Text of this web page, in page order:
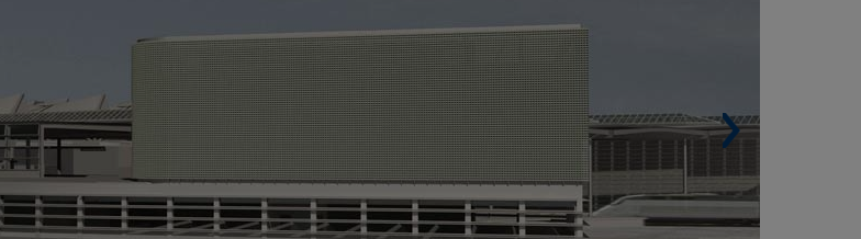
La gare de transit, qui sera souterraine, sera
située sous les voies de l'actuelle Puerta de
Atocha et de la Calle Méndez Álvaro. Elle
comptera quatre nouvelles voies et deux quais, et
sa réalisation implique une grande complexité
technique, bien qu'elle n'entraîne pas de
coupures dans le trafic ferroviaire.